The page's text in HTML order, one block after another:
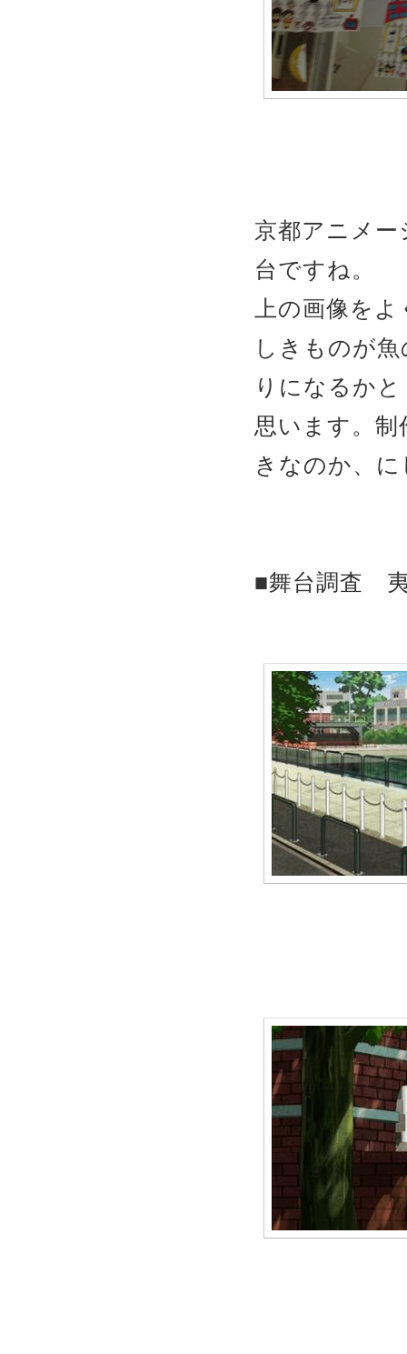
京都アニメ
台ですね。
上の画像を
しきものが
りになるかと
思います。制
きなのか、
■舞台調査